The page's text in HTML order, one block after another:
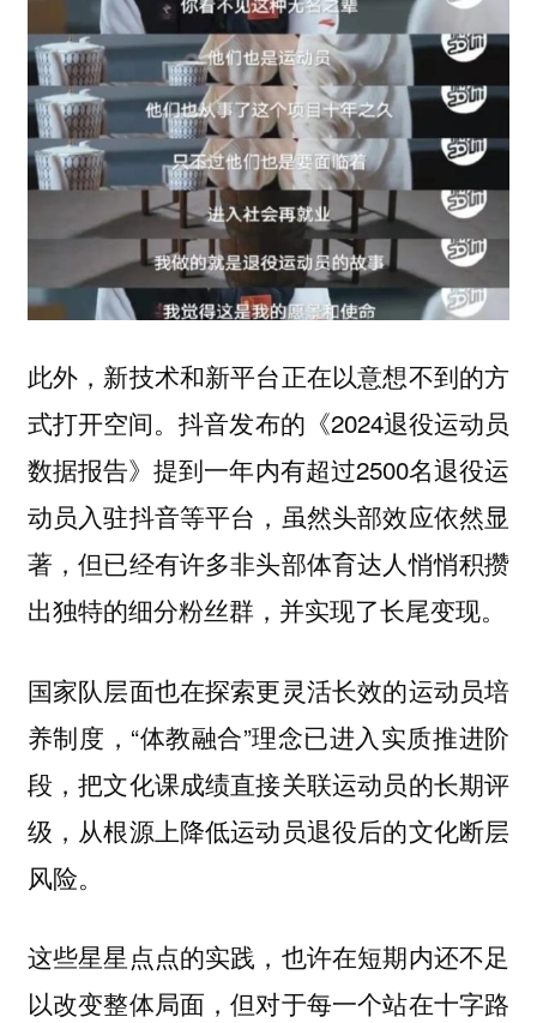
此外，新技术和新平台正在以意想不到的方
式打开空间。抖音发布的《2024退役运动员
数据报告》提到一年内有超过2500名退役运
动员入驻抖音等平台，虽然头部效应依然显
著，但已经有许多非头部体育达人悄悄积攒
出独特的细分粉丝群，并实现了长尾变现。
国家队层面也在探索更灵活长效的运动员培
养制度，“体教融合”理念已进入实质推进阶
段，把文化课成绩直接关联运动员的长期评
级，从根源上降低运动员退役后的文化断层
风险。
这些星星点点的实践，也许在短期内还不足
以改变整体局面，但对于每一个站在十字路